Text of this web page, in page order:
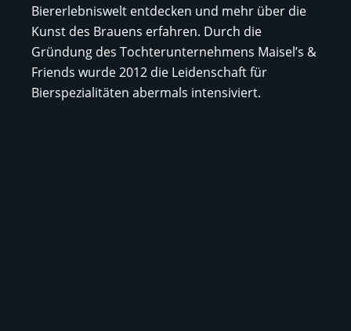
Biererlebniswelt entdecken und mehr über die
Kunst des Brauens erfahren. Durch die
Gründung des Tochterunternehmens Maisel’s &
Friends wurde 2012 die Leidenschaft für
Bierspezialitäten abermals intensiviert.